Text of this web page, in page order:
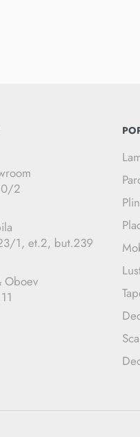
2
1, et.2, but.239
Oboev